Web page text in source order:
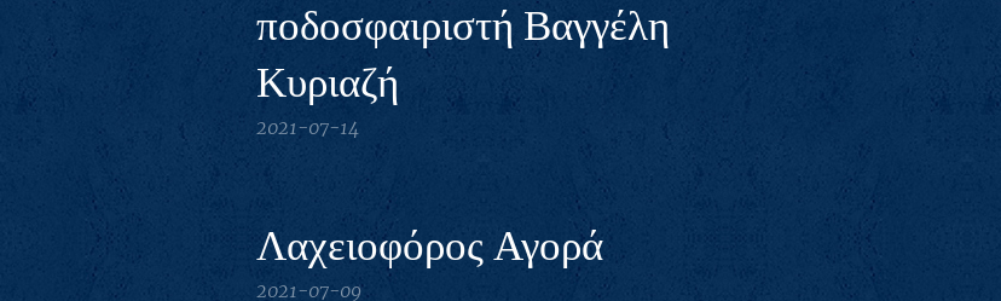
ποδοσφαιριστή Βαγγέλη
Κυριαζή
2021-07-14
Λαχειοφόρος Αγορά
2021-07-09